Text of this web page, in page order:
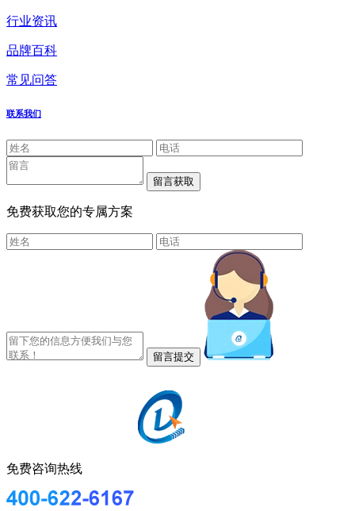
行业资讯
品牌百科
常见问答
联系我们
免费获取您的专属方案
免费咨询热线